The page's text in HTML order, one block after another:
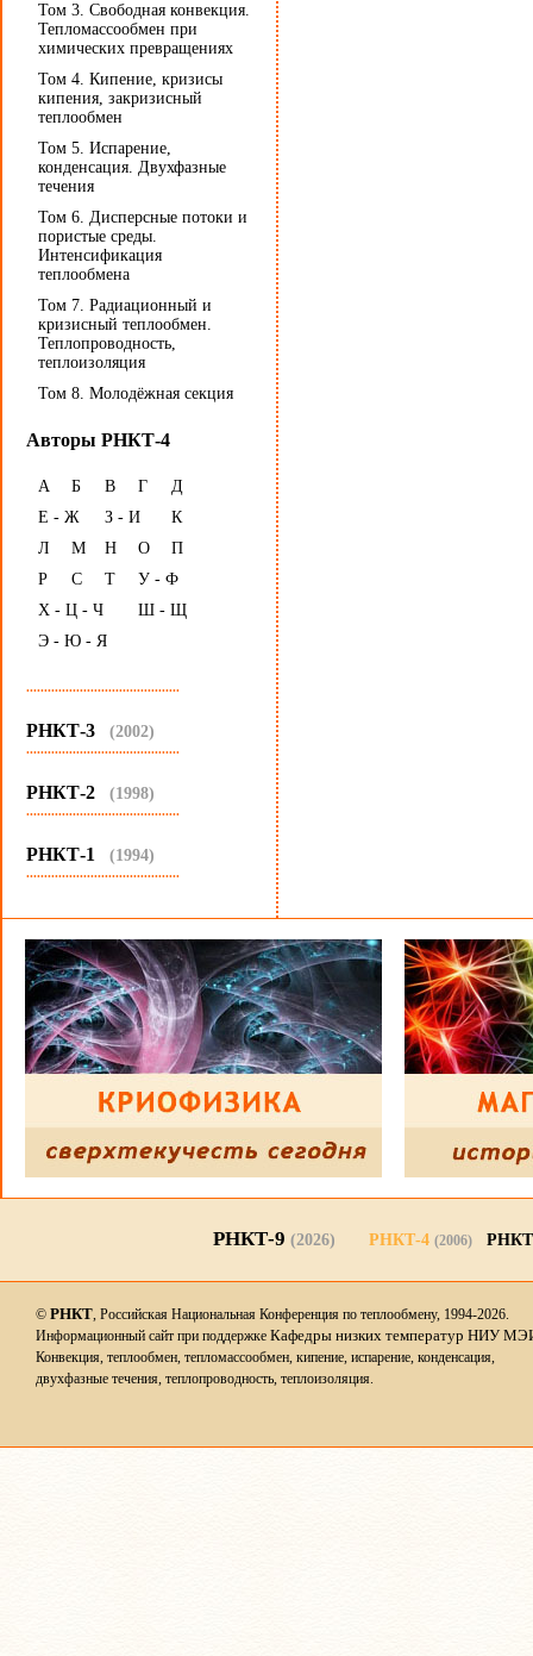
Том 3. Свободная конвекция.
Тепломассообмен при
химических превращениях
Том 4. Кипение, кризисы
кипения, закризисный
теплообмен
Том 5. Испарение,
конденсация. Двухфазные
течения
Том 6. Дисперсные потоки и
пористые среды.
Интенсификация
теплообмена
Том 7. Радиационный и
кризисный теплообмен.
Теплопроводность,
теплоизоляция
Том 8. Молодёжная секция
Авторы РНКТ-4
А Б В Г
Д
Е - Ж
З - И
К
Л
М Н О
П
Р
С Т
У - Ф
Х - Ц - Ч
Ш - Щ
Э - Ю - Я
...........................................
РНКТ-3 (2002)
...........................................
РНКТ-2 (1998)
...........................................
РНКТ-1 (1994)
...........................................
РНКТ-9 (2026) РНКТ-4 (2006)
© РНКТ, Российская Национальная Конференция по теплообмену, 1994-2026.
Информационный сайт при поддержке Кафедры низких температур НИУ
Конвекция, теплообмен, тепломассообмен, кипение, испарение, конденсация,
двухфазные течения, теплопроводность, теплоизоляция.